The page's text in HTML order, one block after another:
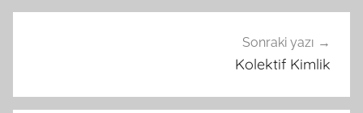
Sonraki yazı
Kolektif Kimlik